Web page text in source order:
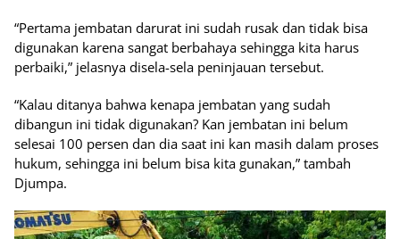
“Pertama jembatan darurat ini sudah rusak dan tidak bisa
digunakan karena sangat berbahaya sehingga kita harus
perbaiki,” jelasnya disela-sela peninjauan tersebut.
“Kalau ditanya bahwa kenapa jembatan yang sudah
dibangun ini tidak digunakan? Kan jembatan ini belum
selesai 100 persen dan dia saat ini kan masih dalam proses
hukum, sehingga ini belum bisa kita gunakan,” tambah
Djumpa.